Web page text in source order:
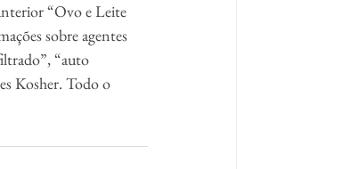
“Ovo e Leite
sobre agentes
“auto
Kosher. Todo o